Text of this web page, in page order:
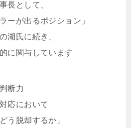
長として、
ーが出るポジション」
湖氏に続き、
に関与しています
断力
応において
う脱却するか」